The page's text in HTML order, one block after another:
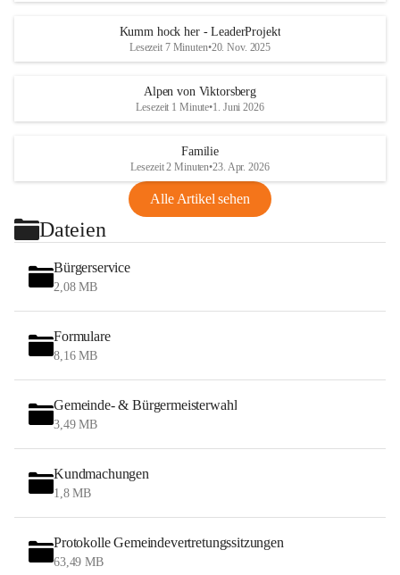
Kumm hock her - LeaderProjekt
Lesezeit 7 Minuten•20. Nov. 2025
Alpen von Viktorsberg
Lesezeit 1 Minute•1. Juni 2026
Familie
Lesezeit 2 Minuten•23. Apr. 2026
Alle Artikel sehen
Dateien
Bürgerservice
2,08 MB
Formulare
8,16 MB
Gemeinde- & Bürgermeisterwahl
3,49 MB
Kundmachungen
1,8 MB
Protokolle Gemeindevertretungssitzungen
63,49 MB